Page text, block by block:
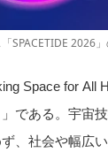
SPACETIDE 2026
Space for All
である。宇宙
、社会や幅広